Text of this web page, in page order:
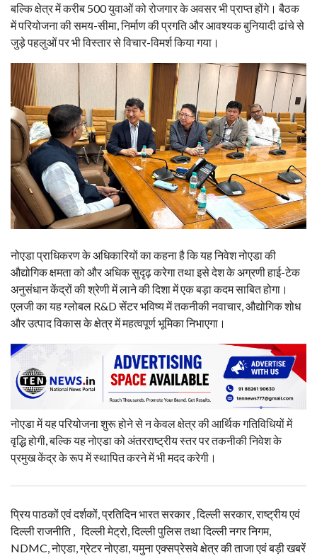
बल्कि क्षेत्र में करीब 500 युवाओं को रोजगार के अवसर भी प्राप्त होंगे। बैठक
में परियोजना की समय-सीमा, निर्माण की प्रगति और आवश्यक बुनियादी ढांचे से
जुड़े पहलुओं पर भी विस्तार से विचार-विमर्श किया गया।
नोएडा प्राधिकरण के अधिकारियों का कहना है कि यह निवेश नोएडा की
औद्योगिक क्षमता को और अधिक सुदृढ़ करेगा तथा इसे देश के अग्रणी हाई-टेक
अनुसंधान केंद्रों की श्रेणी में लाने की दिशा में एक बड़ा कदम साबित होगा।
एलजी का यह ग्लोबल R&D सेंटर भविष्य में तकनीकी नवाचार, औद्योगिक शोध
और उत्पाद विकास के क्षेत्र में महत्वपूर्ण भूमिका निभाएगा।
नोएडा में यह परियोजना शुरू होने से न केवल क्षेत्र की आर्थिक गतिविधियों में
वृद्धि होगी, बल्कि यह नोएडा को अंतरराष्ट्रीय स्तर पर तकनीकी निवेश के
प्रमुख केंद्र के रूप में स्थापित करने में भी मदद करेगी।
प्रिय पाठकों एवं दर्शकों, प्रतिदिन भारत सरकार , दिल्ली सरकार, राष्ट्रीय एवं
दिल्ली राजनीति , दिल्ली मेट्रो, दिल्ली पुलिस तथा दिल्ली नगर निगम,
NDMC, नोएडा, ग्रेटर नोएडा, यमुना एक्सप्रेसवे क्षेत्र की ताजा एवं बड़ी खबरें